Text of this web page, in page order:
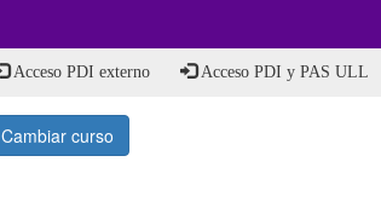
Acceso PDI externo Acceso PDI y PAS ULL
Cambiar curso